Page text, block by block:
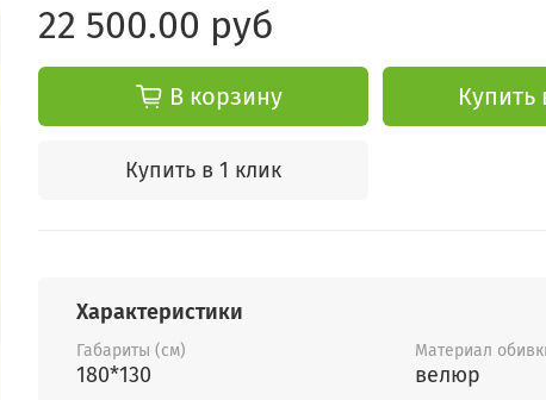
22 500.00 руб
В корзину Купить
Купить в 1 клик
Характеристики
Габариты (см)
180*130
Материал
велюр